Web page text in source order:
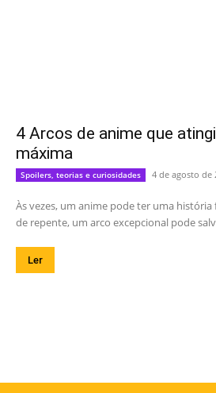
4 Arcos de anime que
máxima
Spoilers, teorias e curiosidades 4 de agosto de
Às vezes, um anime pode ter uma história
de repente, um arco excepcional pode
Ler